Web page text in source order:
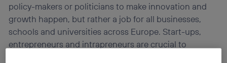
policy-makers or politicians to make innovation and
growth happen, but rather a job for all businesses,
schools and universities across Europe. Start-ups,
entrepreneurs and intrapreneurs are crucial to